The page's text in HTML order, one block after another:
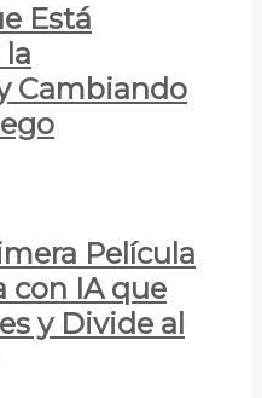
Está
Cambiando
Película
con IA que
y Divide al